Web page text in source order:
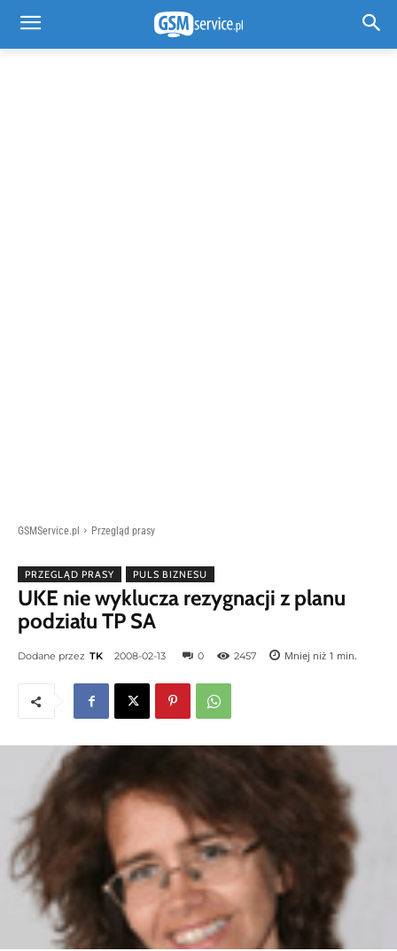
GSMService.pl Przegląd prasy
PRZEGLĄD PRASY PULS BIZNESU
UKE nie wyklucza rezygnacji z planu
podziału TP SA
Dodane przez TK 2008-02-13 0 2457 Mniej niż 1 min.